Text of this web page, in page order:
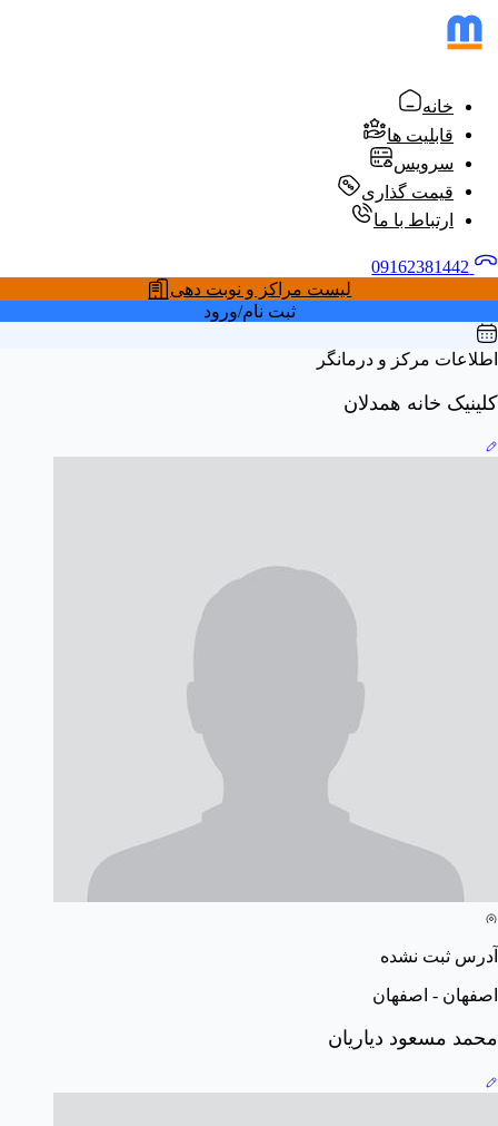
خانه
قابلیت ها
سرویس
قیمت گذاری
ارتباط با ما
لیست مراکز و نوبت دهی
ثبت نام/ورود
اطلاعات مرکز و درمانگر
کلینیک خانه همدلان
آدرس ثبت نشده
اصفهان - اصفهان
محمد مسعود دیاریان